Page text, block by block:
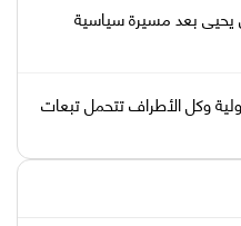
يحيى بعد مسيرة سياسية
وكل الأطراف تتحمل تبعات